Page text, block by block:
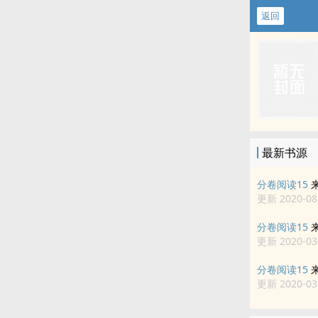
返回
最新书源
分卷阅读15
更新 2020-
分卷阅读15
更新 2020-
分卷阅读15
更新 2020-